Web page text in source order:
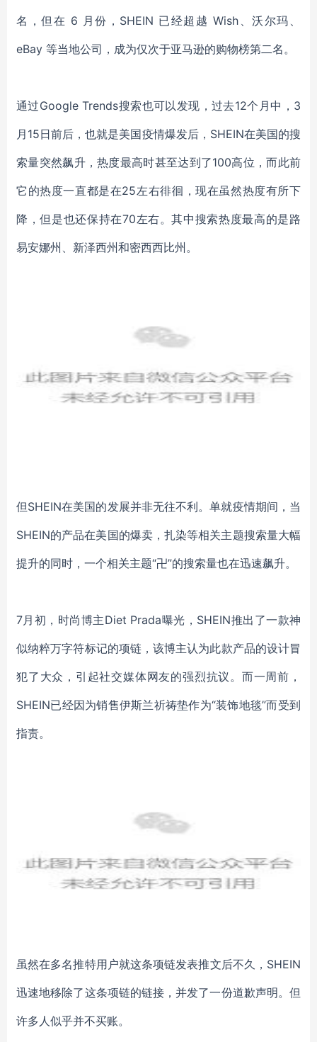
名，但在 6 月份，SHEIN 已经超越 Wish、沃尔玛、
eBay 等当地公司，成为仅次于亚马逊的购物榜第二名。
通过Google Trends搜索也可以发现，过去12个月中，3
月15日前后，也就是美国疫情爆发后，SHEIN在美国的搜
索量突然飙升，热度最高时甚至达到了100高位，而此前
它的热度一直都是在25左右徘徊，现在虽然热度有所下
降，但是也还保持在70左右。其中搜索热度最高的是路
易安娜州、新泽西州和密西西比州。
但SHEIN在美国的发展并非无往不利。单就疫情期间，当
SHEIN的产品在美国的爆卖，扎染等相关主题搜索量大幅
提升的同时，一个相关主题“卍”的搜索量也在迅速飙升。
7月初，时尚博主Diet Prada曝光，SHEIN推出了一款神
似纳粹万字符标记的项链，该博主认为此款产品的设计冒
犯了大众，引起社交媒体网友的强烈抗议。而一周前，
SHEIN已经因为销售伊斯兰祈祷垫作为“装饰地毯”而受到
指责。
虽然在多名推特用户就这条项链发表推文后不久， SHEIN
迅速地移除了这条项链的链接，并发了一份道歉声明。但
许多人似乎并不买账。